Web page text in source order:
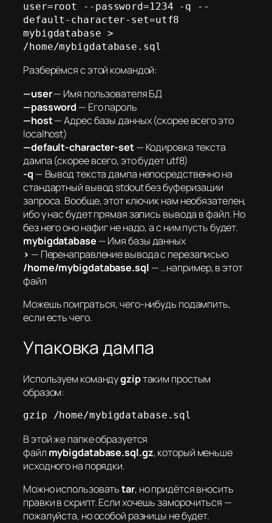
user=root --password=1234 -q --
default-character-set=utf8
mybigdatabase >
/home/mybigdatabase.sql
Разберёмся с этой командой:
—user— Имя пользователя БД
—password — Его пароль
—host— Адрес базы данных (скорее всего это
localhost)
—default-character-set— Кодировка текста
дампа (скорее всего, это будет utf8)
-q — Вывод текста дампа непосредственно на
стандартный вывод stdout без буферизации
запроса. Вообще, этот ключик нам необязателен,
ибо у нас будет прямая запись вывода в файл. Но
без него оно нафиг не надо, а с ним пусть будет.
mybigdatabase — Имя базы данных
> — Перенаправление вывода с перезаписью
/home/mybigdatabase.sql — …например, в этот
файл
Можешь поиграться, чего-нибудь подампить,
если есть чего.
Упаковка дампа
Используем командуgzipтаким простым
образом:
gzip /home/mybigdatabase.sql
В этой же папке образуется
файл mybigdatabase.sql.gz, который меньше
исходного на порядки.
Можно использоватьtar, но придётся вносить
правки в скрипт. Если хочешь заморочиться —
пожалуйста, но особой разницы не будет.